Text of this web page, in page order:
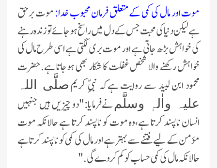
موت اور مال کی کمی کے متعلق فرمان محبوب خدا:موت برحق
ہے لیکن دنیا کی محبت جس کے دل میں راسخ ہو جائے تو زندہ رہنے
کی خواہش بڑھ جاتی ہے اور موت بری لگتی ہے اسی طرح مال کی
خواہش رکھنے والا شخص غفلت کا شکار بھی ہوجاتا ہے.حضرت
محمود ابن لبید سے روایت ہےکہ نبیِّ کریم صلَّی اللہ
علیہ واٰلہٖ وسلَّمنےفرمایا:"دو چیزیں ہیں جنہیں
انسان ناپسند کرتا ہے،وہ موت کو ناپسند کرتا ہے حالانکہ موت
مؤمن کے لیے فتنے سے بہتر ہے اور مال کی کمی کو ناپسند کرتا ہے
حالانکہ مال کی کمی حساب کو کم کردے گی."